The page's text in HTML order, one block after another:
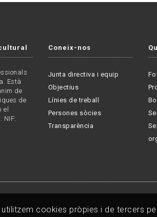
Està
de
de
el
NIF:
Coneix-nos
Junta directiva i equip
Objectius
Línies de treball
Persones sòcies
Transparència
cookies pròpies i de tercers